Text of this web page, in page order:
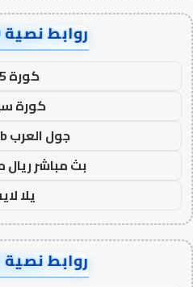
روابط نصية AA67449
كورة 365
كورة
جول العرب goalarab
بث مباشر ريال
يلا
روابط نصية AA32801